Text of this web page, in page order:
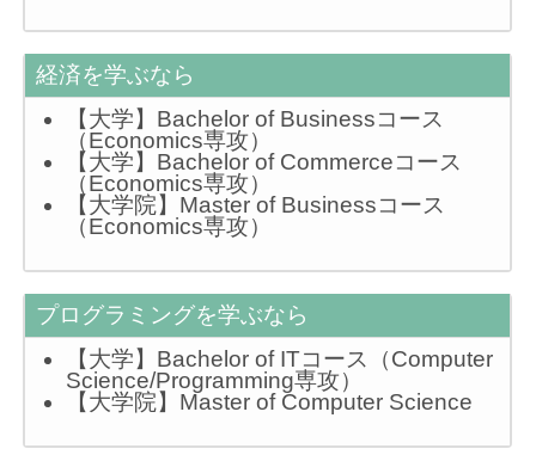
経済を学ぶなら
【大学】Bachelor of Businessコース
（Economics専攻）
【大学】Bachelor of Commerceコース
（Economics専攻）
【大学院】Master of Businessコース
（Economics専攻）
プログラミングを学ぶなら
【大学】Bachelor of ITコース（Computer
Science/Programming専攻）
【大学院】Master of Computer Science